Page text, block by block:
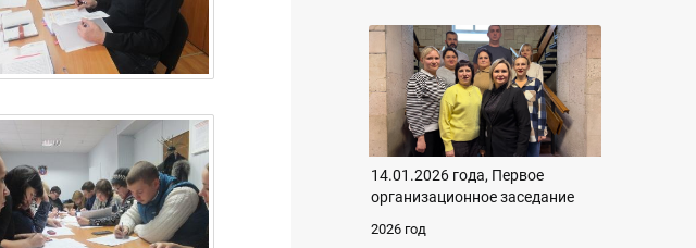
14.01.2026 года, Первое
организационное заседание
2026 год